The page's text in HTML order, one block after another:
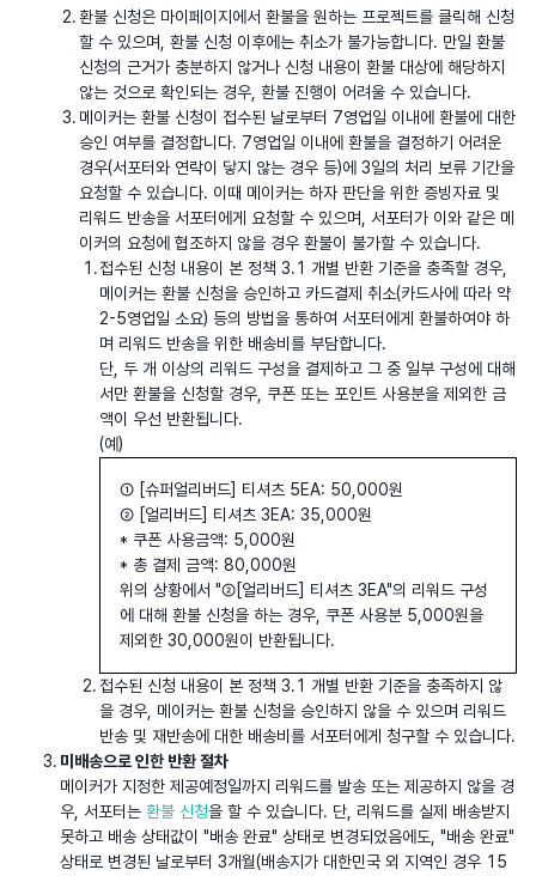
환불 신청은 마이페이지에서 환불을 원하는 프로젝트를 클릭해 신청
할 수 있으며, 환불 신청 이후에는 취소가 불가능합니다. 만일 환불
신청의 근거가 충분하지 않거나 신청 내용이 환불 대상에 해당하지
않는 것으로 확인되는 경우, 환불 진행이 어려울 수 있습니다.
메이커는 환불 신청이 접수된 날로부터 7영업일 이내에 환불에 대한
승인 여부를 결정합니다. 7영업일 이내에 환불을 결정하기 어려운
경우(서포터와 연락이 닿지 않는 경우 등)에 3일의 처리 보류 기간을
요청할 수 있습니다. 이때 메이커는 하자 판단을 위한 증빙자료 및
리워드 반송을 서포터에게 요청할 수 있으며, 서포터가 이와 같은 메
이커의 요청에 협조하지 않을 경우 환불이 불가할 수 있습니다.
접수된 신청 내용이 본 정책 3.1 개별 반환 기준을 충족할 경우,
메이커는 환불 신청을 승인하고 카드결제 취소(카드사에 따라 약
2-5영업일 소요) 등의 방법을 통하여 서포터에게 환불하여야 하
며 리워드 반송을 위한 배송비를 부담합니다.
단, 두 개 이상의 리워드 구성을 결제하고 그 중 일부 구성에 대해
서만 환불을 신청할 경우, 쿠폰 또는 포인트 사용분을 제외한 금
액이 우선 반환됩니다.
(예)
① [슈퍼얼리버드] 티셔츠 5EA: 50,000원
② [얼리버드] 티셔츠 3EA: 35,000원
* 쿠폰 사용금액: 5,000원
* 총 결제 금액: 80,000원
위의 상황에서 "②[얼리버드] 티셔츠 3EA"의 리워드 구성
에 대해 환불 신청을 하는 경우, 쿠폰 사용분 5,000원을
제외한 30,000원이 반환됩니다.
접수된 신청 내용이 본 정책 3.1 개별 반환 기준을 충족하지 않
을 경우, 메이커는 환불 신청을 승인하지 않을 수 있으며 리워드
반송 및 재반송에 대한 배송비를 서포터에게 청구할 수 있습니다.
미배송으로 인한 반환 절차
메이커가 지정한 제공예정일까지 리워드를 발송 또는 제공하지 않을 경
우, 서포터는 환불 신청을 할 수 있습니다. 단, 리워드를 실제 배송받지
못하고 배송 상태값이 "배송 완료" 상태로 변경되었음에도, "배송 완료"
상태로 변경된 날로부터 3개월(배송지가 대한민국 외 지역인 경우 15